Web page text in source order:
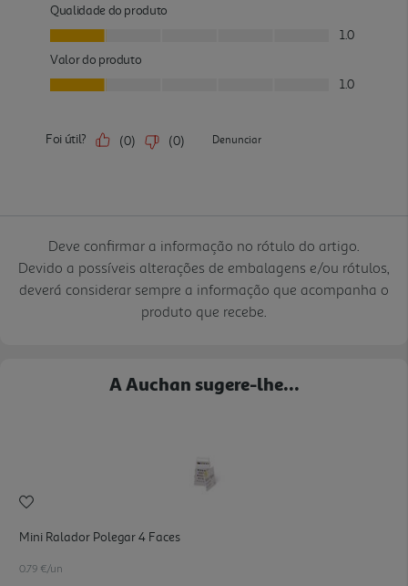
Deve confirmar a informação no rótulo do artigo.
Devido a possíveis alterações de embalagens e/ou rótulos,
deverá considerar sempre a informação que acompanha o
produto que recebe.
A Auchan sugere-lhe...
Mini Ralador Polegar 4 Faces
0.79 €/un